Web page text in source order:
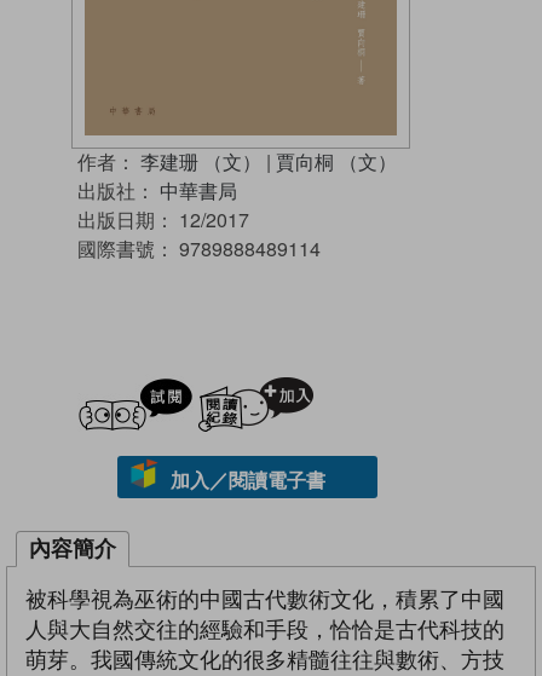
作者： 李建珊 （文） | 賈向桐 （文）
出版社： 中華書局
出版日期： 12/2017
國際書號： 9789888489114
試閲
加入／閱讀電子書
內容簡介
被科學視為巫術的中國古代數術文化，積累了中國
人與大自然交往的經驗和手段，恰恰是古代科技的
萌芽。我國傳統文化的很多精髓往往與數術、方技